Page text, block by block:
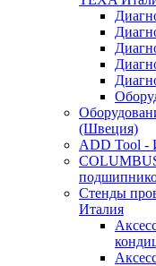
(Швеция)
ADD Tool -
Стенды
Италия